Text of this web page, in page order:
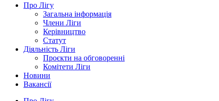
Про Лігу
Загальна інформація
Члени Ліги
Керівництво
Статут
Діяльність Ліги
Проєкти на обговоренні
Комітети Ліги
Новини
Вакансії